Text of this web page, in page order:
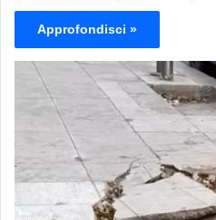
Approfondisci »